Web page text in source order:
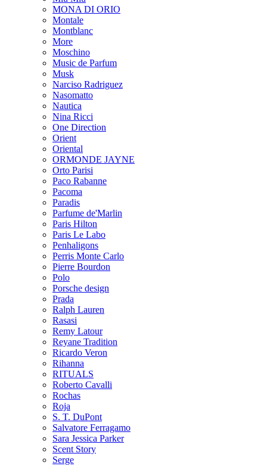
MONA DI ORIO
Montale
Montblanc
More
Moschino
Music de Parfum
Musk
Narciso Radriguez
Nasomatto
Nautica
Nina Ricci
One Direction
Orient
Oriental
ORMONDE JAYNE
Orto Parisi
Paco Rabanne
Pacoma
Paradis
Parfume de'Marlin
Paris Hilton
Paris Le Labo
Penhaligons
Perris Monte Carlo
Pierre Bourdon
Polo
Porsche design
Prada
Ralph Lauren
Rasasi
Remy Latour
Reyane Tradition
Ricardo Veron
Rihanna
RITUALS
Roberto Cavalli
Rochas
Roja
S. T. DuPont
Salvatore Ferragamo
Sara Jessica Parker
Scent Story
Serge